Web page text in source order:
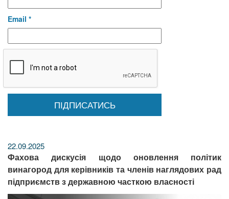
Email *
22.09.2025
Фахова дискусія щодо оновлення політик
винагород для керівників та членів наглядових рад
підприємств з державною часткою власності